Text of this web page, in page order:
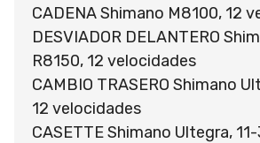
CADENA Shimano M8100, 12
DESVIADOR DELANTERO
R8150, 12 velocidades
CAMBIO TRASERO Shimano
12 velocidades
CASETTE Shimano Ultegra,